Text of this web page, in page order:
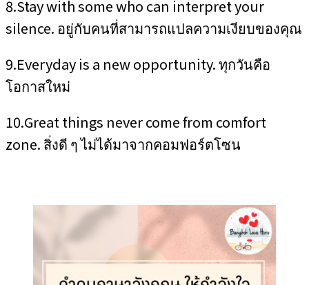
8.Stay with some who can interpret your
silence. อยู่กับคนที่สามารถแปลความเงียบของคุณ
9.Everyday is a new opportunity. ทุกวันคือ
โอกาสใหม่
10.Great things never come from comfort
zone. สิ่งดี ๆ ไม่ได้มาจากคอมฟอร์ตโซน